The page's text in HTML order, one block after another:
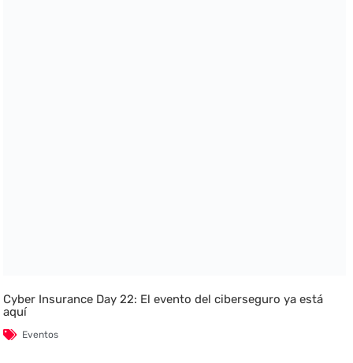
Cyber Insurance Day 22: El evento del ciberseguro ya está
aquí
Eventos